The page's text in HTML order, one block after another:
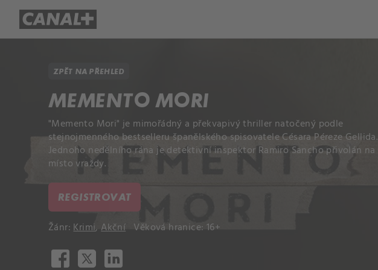
ZPĚT NA PŘEHLED
MEMENTO MORI
"Memento Mori" je mimořádný a překvapivý thriller natočený podle
stejnojmenného bestselleru španělského spisovatele Césara Péreze Gellida.
Jednoho nedělního rána je detektivní inspektor Ramiro Sancho přivolán na
místo vraždy.
REGISTROVAT
Žánr:Krimi,Akční Věková hranice: 16+